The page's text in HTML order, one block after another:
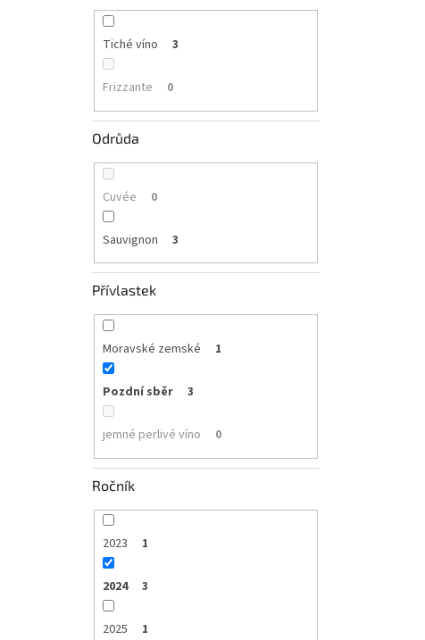
Tiché víno 3
Frizzante 0
Odrůda
Cuvée 0
Sauvignon 3
Přívlastek
Moravské zemské 1
Pozdní sběr 3
jemné perlivé víno 0
Ročník
2023 1
2024 3
2025 1